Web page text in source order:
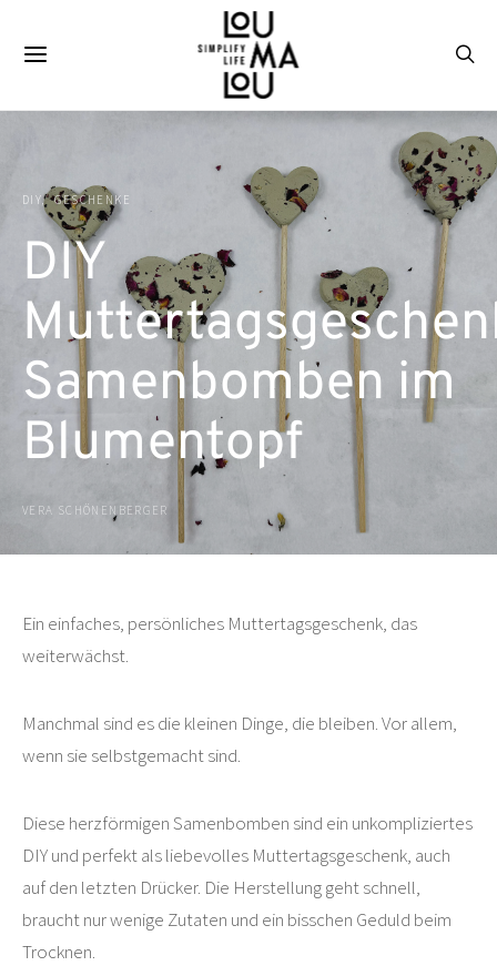
DIY GESCHENKE
DIY
Samenbomben im
Blumentopf
VERA SCHÖNENBERGER
Ein einfaches, persönliches Muttertagsgeschenk, das
weiterwächst.
Manchmal sind es die kleinen Dinge, die bleiben. Vor allem,
wenn sie selbstgemacht sind.
Diese herzförmigen Samenbomben sind ein unkompliziertes
DIY und perfekt als liebevolles Muttertagsgeschenk, auch
auf den letzten Drücker. Die Herstellung geht schnell,
braucht nur wenige Zutaten und ein bisschen Geduld beim
Trocknen.